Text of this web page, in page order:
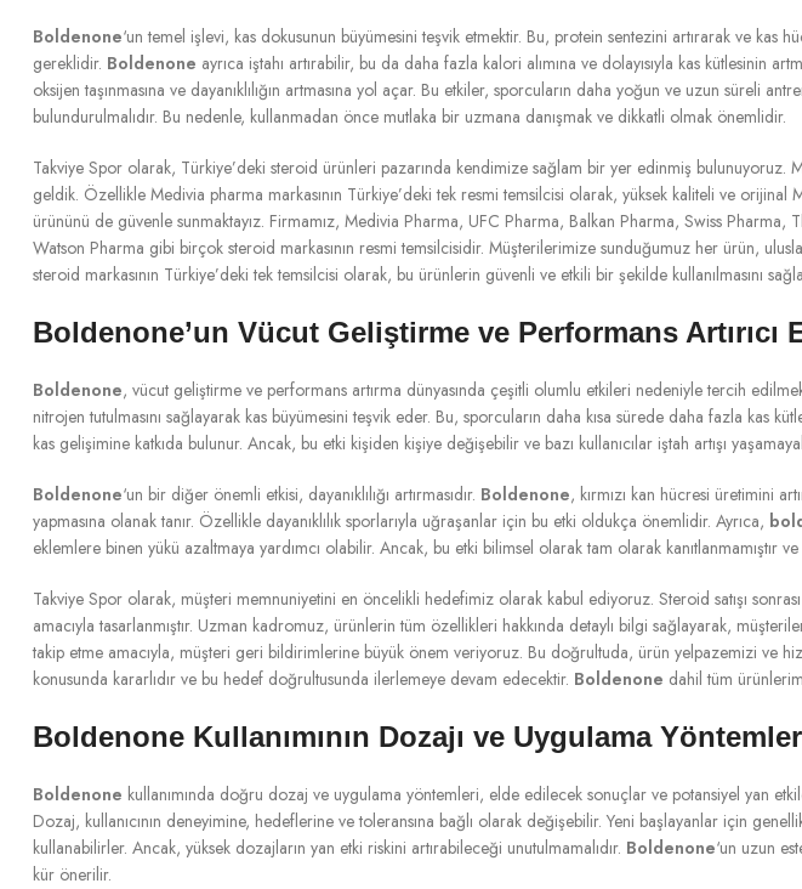
Boldenone‘un temel işlevi, kas dokusunun büyümesini teşvik etmektir. Bu, protein sentezini artırarak ve kas
gereklidir. Boldenone ayrıca iştahı artırabilir, bu da daha fazla kalori alımına ve dolayısıyla kas kütlesinin
oksijen taşınmasına ve dayanıklılığın artmasına yol açar. Bu etkiler, sporcuların daha yoğun ve uzun süreli
bulundurulmalıdır. Bu nedenle, kullanmadan önce mutlaka bir uzmana danışmak ve dikkatli olmak önemlidir.
Takviye Spor olarak, Türkiye’deki steroid ürünleri pazarında kendimize sağlam bir yer edinmiş bulunuyoruz.
geldik. Özellikle Medivia pharma markasının Türkiye’deki tek resmi temsilcisi olarak, yüksek kaliteli ve
ürününü de güvenle sunmaktayız. Firmamız, Medivia Pharma, UFC Pharma, Balkan Pharma, Swiss
Watson Pharma gibi birçok steroid markasının resmi temsilcisidir. Müşterilerimize sunduğumuz her ürün,
steroid markasının Türkiye’deki tek temsilcisi olarak, bu ürünlerin güvenli ve etkili bir şekilde kullanılmasını
Boldenone’un Vücut Geliştirme ve Performans Artırıcı
Boldenone, vücut geliştirme ve performans artırma dünyasında çeşitli olumlu etkileri nedeniyle tercih
nitrojen tutulmasını sağlayarak kas büyümesini teşvik eder. Bu, sporcuların daha kısa sürede daha fazla kas
kas gelişimine katkıda bulunur. Ancak, bu etki kişiden kişiye değişebilir ve bazı kullanıcılar iştah artışı
Boldenone‘un bir diğer önemli etkisi, dayanıklılığı artırmasıdır. Boldenone, kırmızı kan hücresi üretimini
yapmasına olanak tanır. Özellikle dayanıklılık sporlarıyla uğraşanlar için bu etki oldukça önemlidir. Ayrıca,
eklemlere binen yükü azaltmaya yardımcı olabilir. Ancak, bu etki bilimsel olarak tam olarak kanıtlanmamıştır
Takviye Spor olarak, müşteri memnuniyetini en öncelikli hedefimiz olarak kabul ediyoruz. Steroid satışı
amacıyla tasarlanmıştır. Uzman kadromuz, ürünlerin tüm özellikleri hakkında detaylı bilgi sağlayarak,
takip etme amacıyla, müşteri geri bildirimlerine büyük önem veriyoruz. Bu doğrultuda, ürün yelpazemizi ve
konusunda kararlıdır ve bu hedef doğrultusunda ilerlemeye devam edecektir. Boldenone dahil tüm
Boldenone Kullanımının Dozajı ve Uygulama
Boldenone kullanımında doğru dozaj ve uygulama yöntemleri, elde edilecek sonuçlar ve potansiyel yan
Dozaj, kullanıcının deneyimine, hedeflerine ve toleransına bağlı olarak değişebilir. Yeni başlayanlar için
kullanabilirler. Ancak, yüksek dozajların yan etki riskini artırabileceği unutulmamalıdır. Boldenone‘un uzun
kür önerilir.